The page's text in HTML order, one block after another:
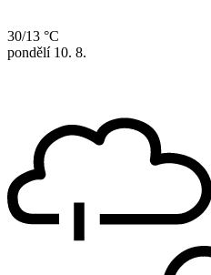
30/13 °C
pondělí 10. 8.